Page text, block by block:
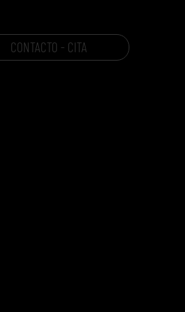
CONTACTO - CITA